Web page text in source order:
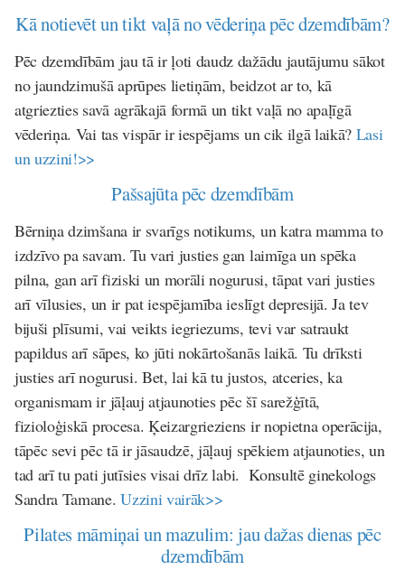
Kā notievēt un tikt vaļā no vēderiņa pēc dzemdībām?
Pēc dzemdībām jau tā ir ļoti daudz dažādu jautājumu sākot
no jaundzimušā aprūpes lietiņām, beidzot ar to, kā
atgriezties savā agrākajā formā un tikt vaļā no apaļīgā
vēderiņa. Vai tas vispār ir iespējams un cik ilgā laikā? Lasi
un uzzini!>>
Pašsajūta pēc dzemdībām
Bērniņa dzimšana ir svarīgs notikums, un katra mamma to
izdzīvo pa savam. Tu vari justies gan laimīga un spēka
pilna, gan arī fiziski un morāli nogurusi, tāpat vari justies
arī vīlusies, un ir pat iespējamība ieslīgt depresijā. Ja tev
bijuši plīsumi, vai veikts iegriezums, tevi var satraukt
papildus arī sāpes, ko jūti nokārtošanās laikā. Tu drīksti
justies arī nogurusi. Bet, lai kā tu justos, atceries, ka
organismam ir jāļauj atjaunoties pēc šī sarežģītā,
fizioloģiskā procesa. Ķeizargrieziens ir nopietna operācija,
tāpēc sevi pēc tā ir jāsaudzē, jāļauj spēkiem atjaunoties, un
tad arī tu pati jutīsies visai drīz labi.Konsultē ginekologs
Sandra Tamane.Uzzini vairāk>>
Pilates māmiņai un mazulim: jau dažas dienas pēc
dzemdībām